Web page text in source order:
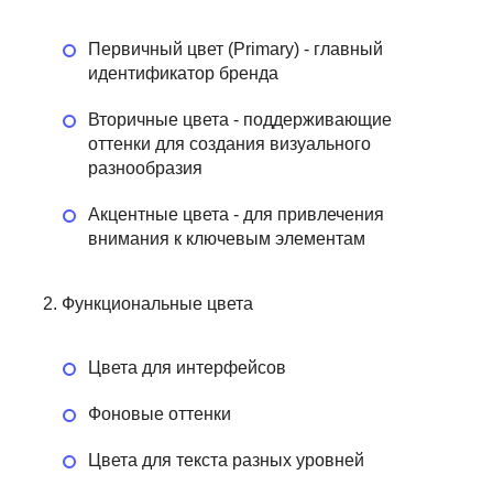
Первичный цвет (Primary) - главный
идентификатор бренда
Вторичные цвета - поддерживающие
оттенки для создания визуального
разнообразия
Акцентные цвета - для привлечения
внимания к ключевым элементам
Функциональные цвета
Цвета для интерфейсов
Фоновые оттенки
Цвета для текста разных уровней